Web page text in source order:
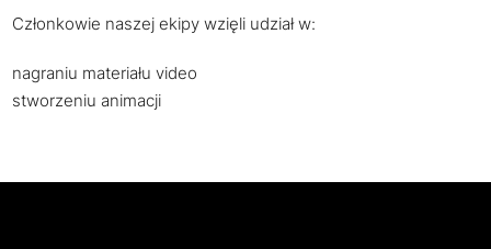
Członkowie naszej ekipy wzięli udział w:
nagraniu materiału video
stworzeniu animacji